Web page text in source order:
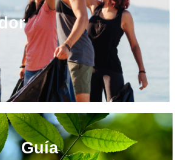
Guía